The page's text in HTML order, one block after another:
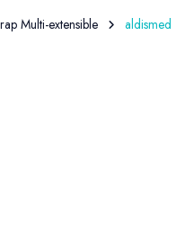
Multi-extensible aldismed